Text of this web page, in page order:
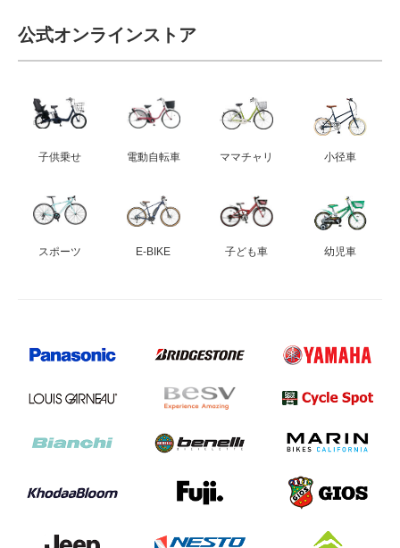
公式オンラインストア
子供乗せ 電動自転車 ママチャリ 小径車
スポーツ E-BIKE 子ども車 幼児車